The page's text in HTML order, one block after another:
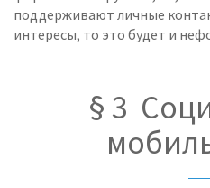
поддерживают личные
интересы, то это будет и
§ 3